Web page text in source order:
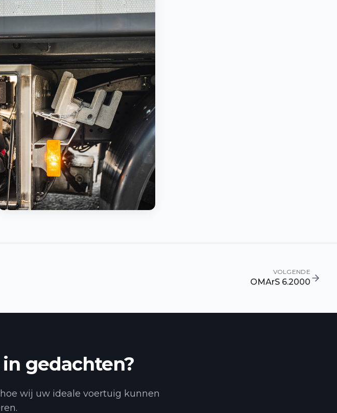
VOLGENDE
OMArS 6.2000
gedachten?
wij uw ideale voertuig kunnen